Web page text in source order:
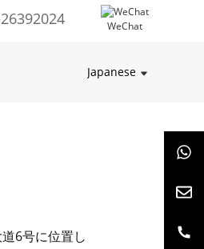
WeChat
Japanese
6号に位置し